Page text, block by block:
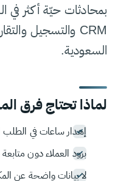
بمحادثات حيّة أكثر في
CRM والتسجيل والتقارير. نحن شريك
السعودية.
لماذا تحتاج فرق
إهدار ساعات في الطلب
برود العملاء دون
لا بيانات واضحة عن